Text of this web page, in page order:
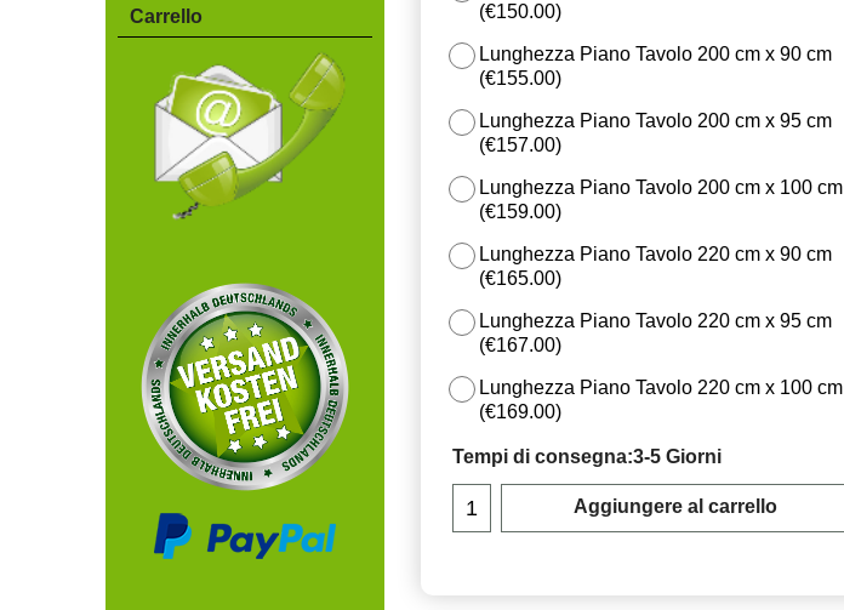
Carrello
(€150.00)
Lunghezza Piano Tavolo 200 cm x 90 cm
(€155.00)
Lunghezza Piano Tavolo 200 cm x 95 cm
(€157.00)
Lunghezza Piano Tavolo 200 cm x 100 cm
(€159.00)
Lunghezza Piano Tavolo 220 cm x 90 cm
(€165.00)
Lunghezza Piano Tavolo 220 cm x 95 cm
(€167.00)
Lunghezza Piano Tavolo 220 cm x 100 cm
(€169.00)
Tempi di consegna:3-5 Giorni
Aggiungere al carrello